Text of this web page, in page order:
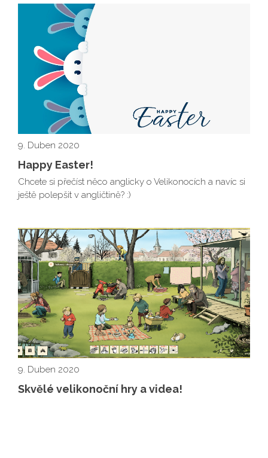
9. Duben 2020
Happy Easter!
Chcete si přečíst něco anglicky o Velikonocích a navíc si
ještě polepšit v angličtině? :)
9. Duben 2020
Skvělé velikonoční hry a videa!